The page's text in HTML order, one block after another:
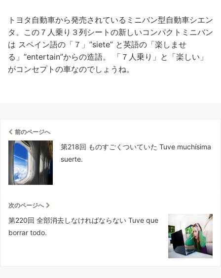
トヨタ自動車から発売されているミニバン型自動車シエン
タ。この７人乗り３列シートの新しいコンパクトミニバン
は スペイン語の「７」”siete” と英語の「楽しませ
る」”entertain”からの造語。 「７人乗り」と「楽しい」
がコンセプトの車なのでしょうね。
前のページへ
第218回 ものすごくついていた Tuve muchísima
suerte.
次のページへ
第220回 全部消去しなければならない Tuve que
borrar todo.